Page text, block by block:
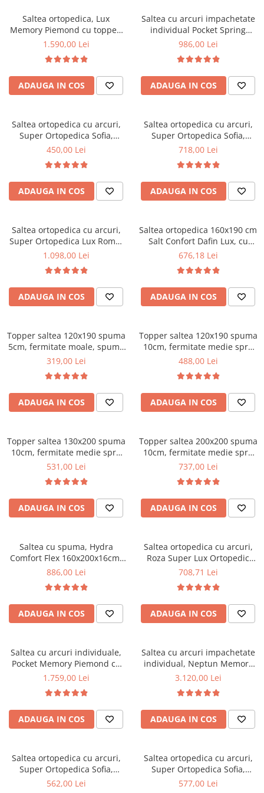
Top saltele 10 cm
Top saltele memory 5 cm
Top saltele MemoHR 6.5 cm
Saltele ieftine
Saltele cu plasa de arcuri
Saltele cu spuma
Mobilier bucatarie
Mese bucatarie
Scaune pentru bucatarie
Mobila bucatarie
Seturi mese si scaune bucatarie
Mobila hol
Suporturi si rafturi pantofi
Portmantouri
Pantofare
Seturi mobilier hol
Stender haine
Etajere
Cuiere
Mobilier gradinita
Scaune gradinita
Set mese si scaune gradinita
Mobila camera copii
Scaune birou pentru copii
Saltele patuturi copii
Masa si scaune gradinita
Saltea ortopedica, Lux
Memory Piemond cu topper,
160x200x32cm, fermitate tare,
2,5 cm, husa matlasata,
sistem de aerisire perimetral,
greutate maxima sustinuta
120 kg/utilizator, Saltex
1.590,00 Lei
ADAUGA IN COS
Saltea cu arcuri impachetate
individual Pocket Spring
Milano, 140x200x24cm, cu
sistem de aerisire perimetral,
Saltex
986,00 Lei
ADAUGA IN COS
Saltea ortopedica cu arcuri,
Super Ortopedica Sofia,
100x200x20cm, fermitate
fata vara-iarna, sistem
aerisire cu butoni, Saltex
450,00 Lei
ADAUGA IN COS
Saltea ortopedica cu arcuri,
Super Ortopedica Sofia,
160x200x20cm, fermitate
fata vara-iarna, sistem
aerisire cu butoni, Saltex
718,00 Lei
ADAUGA IN COS
Saltea ortopedica cu arcuri,
Super Ortopedica Lux Roma,
180x200x23cm, fermitate tare,
vara-iarna, sistem aerisire
perimetral, Saltex
1.098,00 Lei
ADAUGA IN COS
Saltea ortopedica 160x190 cm
Salt Confort Dafin Lux, cu
arcuri Bonell, fermitate
676,18 Lei
ADAUGA IN COS
Topper saltea 120x190 spuma
5cm, fermitate moale, spuma
poliuretanica, husa fixa
319,00 Lei
ADAUGA IN COS
Topper saltea 120x190 spuma
10cm, fermitate medie spre
tare, spuma poliuretanica,
microfibra, Saltsib
488,00 Lei
ADAUGA IN COS
Topper saltea 130x200 spuma
10cm, fermitate medie spre
tare, spuma poliuretanica,
microfibra, Saltsib
531,00 Lei
ADAUGA IN COS
Topper saltea 200x200 spuma
10cm, fermitate medie spre
tare, spuma poliuretanica,
microfibra, Saltsib
737,00 Lei
ADAUGA IN COS
Saltea cu spuma, Hydra
Comfort Flex 160x200x16cm,
fermitate mediu spre tare,
detasabila, Saltsib
886,00 Lei
ADAUGA IN COS
Saltea ortopedica cu arcuri,
Roza Super Lux Ortopedic
125x190x25cm, fermitate
arcuri Bonell,reversibila,
banda de aerisire spaceair,
greutate maxima sustinuta
100 kg/utilizator, Salt Confort
708,71 Lei
ADAUGA IN COS
Saltea cu arcuri individuale,
Pocket Memory Piemond cu
topper, 160x200x32cm,
memory foam 2,5 cm, husa
matlasata, sistem de aerisire
perimetral, greutate maxima
sustinuta 100 kg/utilizator,
1.759,00 Lei
ADAUGA IN COS
Saltea cu arcuri impachetate
individual, Neptun Memory
Pocket Comfort
confort, spuma poliuretanica
HR, memory foam 4 cm, husa
detasabila 3D, hipoalergenica,
fermitate medie, Saltsib
3.120,00 Lei
ADAUGA IN COS
Saltea ortopedica cu arcuri,
Super Ortopedica Sofia,
130x200x20cm, fermitate
562,00 Lei
Saltea ortopedica cu arcuri,
Super Ortopedica Sofia,
135x200x20cm, fermitate
577,00 Lei